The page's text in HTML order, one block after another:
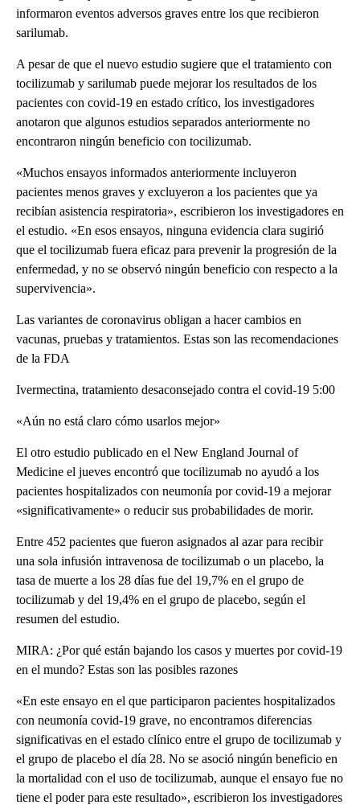
informaron eventos adversos graves entre los que recibieron
sarilumab.
A pesar de que el nuevo estudio sugiere que el tratamiento con
tocilizumab y sarilumab puede mejorar los resultados de los
pacientes con covid-19 en estado crítico, los investigadores
anotaron que algunos estudios separados anteriormente no
encontraron ningún beneficio con tocilizumab.
«Muchos ensayos informados anteriormente incluyeron
pacientes menos graves y excluyeron a los pacientes que ya
recibían asistencia respiratoria», escribieron los investigadores en
el estudio. «En esos ensayos, ninguna evidencia clara sugirió
que el tocilizumab fuera eficaz para prevenir la progresión de la
enfermedad, y no se observó ningún beneficio con respecto a la
supervivencia».
Las variantes de coronavirus obligan a hacer cambios en
vacunas, pruebas y tratamientos. Estas son las recomendaciones
de la FDA
Ivermectina, tratamiento desaconsejado contra el covid-19 5:00
«Aún no está claro cómo usarlos mejor»
El otro estudio publicado en el New England Journal of
Medicine el jueves encontró que tocilizumab no ayudó a los
pacientes hospitalizados con neumonía por covid-19 a mejorar
«significativamente» o reducir sus probabilidades de morir.
Entre 452 pacientes que fueron asignados al azar para recibir
una sola infusión intravenosa de tocilizumab o un placebo, la
tasa de muerte a los 28 días fue del 19,7% en el grupo de
tocilizumab y del 19,4% en el grupo de placebo, según el
resumen del estudio.
MIRA: ¿Por qué están bajando los casos y muertes por covid-19
en el mundo? Estas son las posibles razones
«En este ensayo en el que participaron pacientes hospitalizados
con neumonía covid-19 grave, no encontramos diferencias
significativas en el estado clínico entre el grupo de tocilizumab y
el grupo de placebo el día 28. No se asoció ningún beneficio en
la mortalidad con el uso de tocilizumab, aunque el ensayo fue no
tiene el poder para este resultado», escribieron los investigadores